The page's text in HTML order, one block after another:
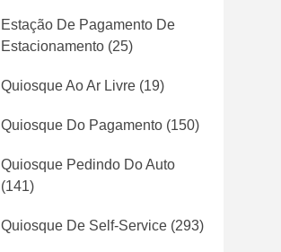
Estação De Pagamento De
Estacionamento (25)
Quiosque Ao Ar Livre (19)
Quiosque Do Pagamento (150)
Quiosque Pedindo Do Auto
(141)
Quiosque De Self-Service (293)